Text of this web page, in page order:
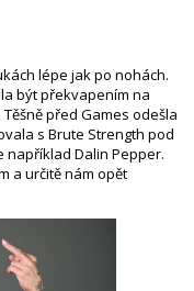
lépe jak po nohách.
být překvapením na
před Games odešla
s Brute Strength pod
například Dalin Pepper.
a určitě nám opět